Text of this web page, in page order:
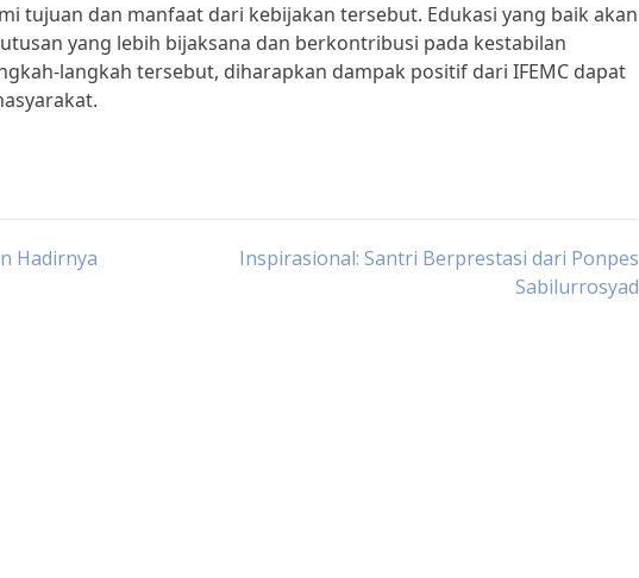
tujuan dan manfaat dari kebijakan tersebut. Edukasi yang baik akan
yang lebih bijaksana dan berkontribusi pada kestabilan
langkah tersebut, diharapkan dampak positif dari IFEMC dapat
Hadirnya
Inspirasional: Santri Berprestasi dari Ponpes
Sabilurrosyad